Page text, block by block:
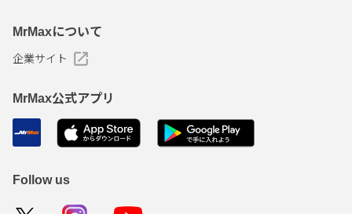
MrMaxについて
企業サイト
MrMax公式アプリ
Follow us